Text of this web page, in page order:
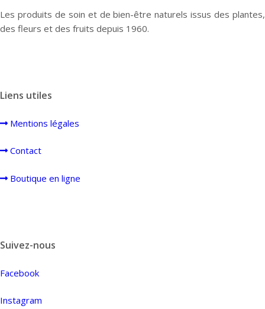
Les produits de soin et de bien-être naturels issus des plantes,
des fleurs et des fruits depuis 1960.
Liens utiles
Mentions légales
Contact
Boutique en ligne
Suivez-nous
Facebook
Instagram